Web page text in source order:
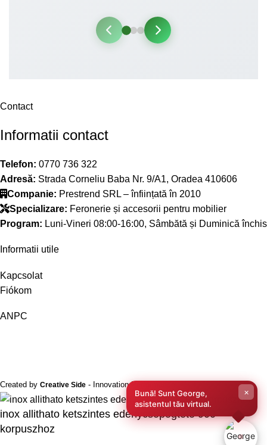
Contact
Informatii contact
Telefon: 0770 736 322
Adresă: Strada Corneliu Baba Nr. 9/A1, Oradea 410606
Companie: Prestrend SRL – înființată în 2010
Specializare: Feronerie și accesorii pentru mobilier
Program: Luni-Vineri 08:00-16:00, Sâmbătă și Duminică închis
Informatii utile
Kapcsolat
Fiókom
ANPC
Created by Creative Side - Innovation Performance
inox allithato ketszintes edenycsopogteto 900
korpuszhoz
Bună! Sunt George,
asistentul tău virtual.
×